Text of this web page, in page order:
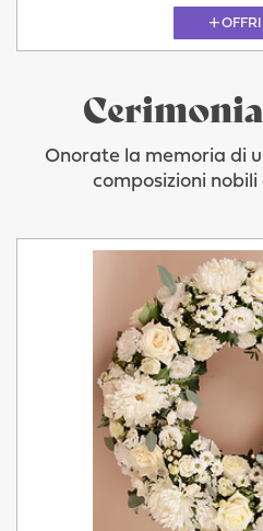
Onorate la memoria di
composizioni nobili